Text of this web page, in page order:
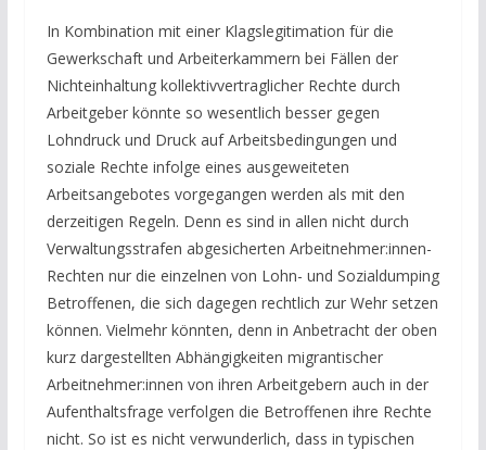
In Kombination mit einer Klagslegitimation für die
Gewerkschaft und Arbeiterkammern bei Fällen der
Nichteinhaltung kollektivvertraglicher Rechte durch
Arbeitgeber könnte so wesentlich besser gegen
Lohndruck und Druck auf Arbeitsbedingungen und
soziale Rechte infolge eines ausgeweiteten
Arbeitsangebotes vorgegangen werden als mit den
derzeitigen Regeln. Denn es sind in allen nicht durch
Verwaltungsstrafen abgesicherten Arbeitnehmer:innen-
Rechten nur die einzelnen von Lohn- und Sozialdumping
Betroffenen, die sich dagegen rechtlich zur Wehr setzen
können. Vielmehr könnten, denn in Anbetracht der oben
kurz dargestellten Abhängigkeiten migrantischer
Arbeitnehmer:innen von ihren Arbeitgebern auch in der
Aufenthaltsfrage verfolgen die Betroffenen ihre Rechte
nicht. So ist es nicht verwunderlich, dass in typischen